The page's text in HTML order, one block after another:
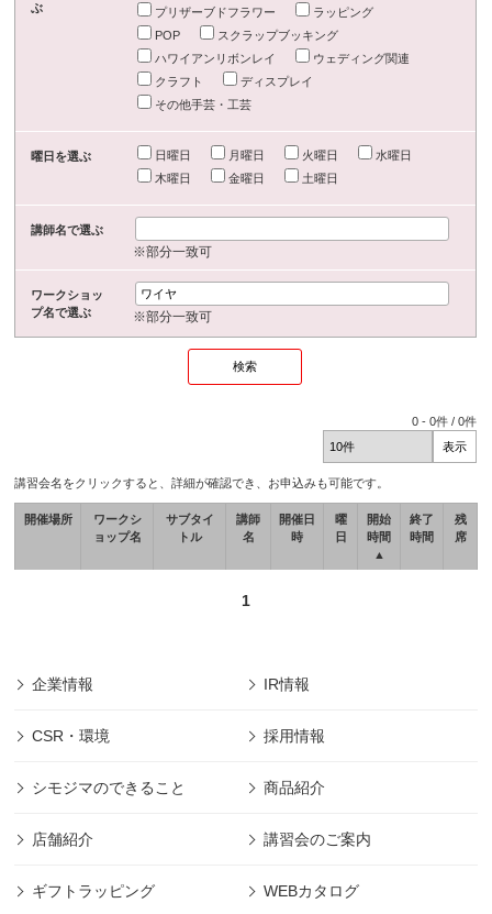
ぶ
プリザーブドフラワー
ラッピング
POP
スクラップブッキング
ハワイアンリボンレイ
ウェディング関連
クラフト
ディスプレイ
その他手芸・工芸
曜日を選ぶ 日曜日 月曜日 火曜日
水曜日
木曜日
金曜日 土曜日
講師名で選ぶ
※部分一致可
ワークショッ
プ名で選ぶ
※部分一致可
0 -0件 /0件
講習会名をクリックすると、詳細が確認でき、お申込みも可能です。
開催場所
ワークシ
ョップ名
サブタイ
トル
講師
名
開催日
時
曜
日
開始
時間
▲
終了
時間
残
席
1
企業情報 IR情報
CSR・環境 採用情報
シモジマのできること 商品紹介
店舗紹介 講習会のご案内
ギフトラッピング WEBカタログ